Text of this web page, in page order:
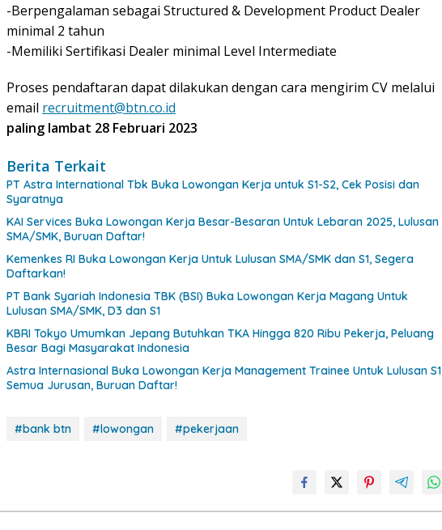
-Berpengalaman sebagai Structured & Development Product Dealer
minimal 2 tahun
-Memiliki Sertifikasi Dealer minimal Level Intermediate
Proses pendaftaran dapat dilakukan dengan cara mengirim CV melalui
email recruitment@btn.co.id
paling lambat 28 Februari 2023
Berita Terkait
PT Astra International Tbk Buka Lowongan Kerja untuk S1-S2, Cek Posisi dan
Syaratnya
KAI Services Buka Lowongan Kerja Besar-Besaran Untuk Lebaran 2025, Lulusan
SMA/SMK, Buruan Daftar!
Kemenkes RI Buka Lowongan Kerja Untuk Lulusan SMA/SMK dan S1, Segera
Daftarkan!
PT Bank Syariah Indonesia TBK (BSI) Buka Lowongan Kerja Magang Untuk
Lulusan SMA/SMK, D3 dan S1
KBRI Tokyo Umumkan Jepang Butuhkan TKA Hingga 820 Ribu Pekerja, Peluang
Besar Bagi Masyarakat Indonesia
Astra Internasional Buka Lowongan Kerja Management Trainee Untuk Lulusan S1
Semua Jurusan, Buruan Daftar!
#bank btn #lowongan #pekerjaan